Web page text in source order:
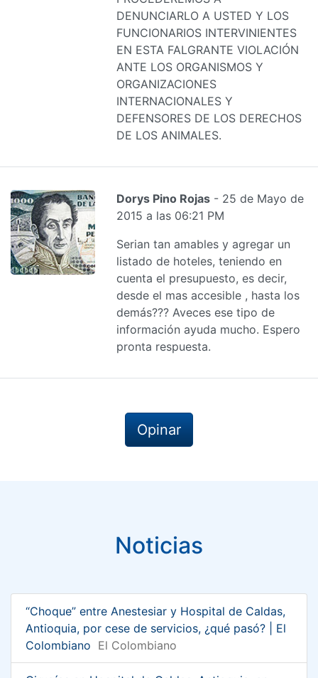
DENUNCIARLO A USTED Y LOS
FUNCIONARIOS INTERVINIENTES
EN ESTA FALGRANTE VIOLACIÓN
ANTE LOS ORGANISMOS Y
ORGANIZACIONES
INTERNACIONALES Y
DEFENSORES DE LOS DERECHOS
DE LOS ANIMALES.
Dorys Pino Rojas - 25 de Mayo de
2015 a las 06:21 PM
Serian tan amables y agregar un
listado de hoteles, teniendo en
cuenta el presupuesto, es decir,
desde el mas accesible , hasta los
demás??? Aveces ese tipo de
información ayuda mucho. Espero
pronta respuesta.
Opinar
Noticias
“Choque” entre Anestesiar y Hospital de Caldas,
Antioquia, por cese de servicios, ¿qué pasó? | El
Colombiano El Colombiano